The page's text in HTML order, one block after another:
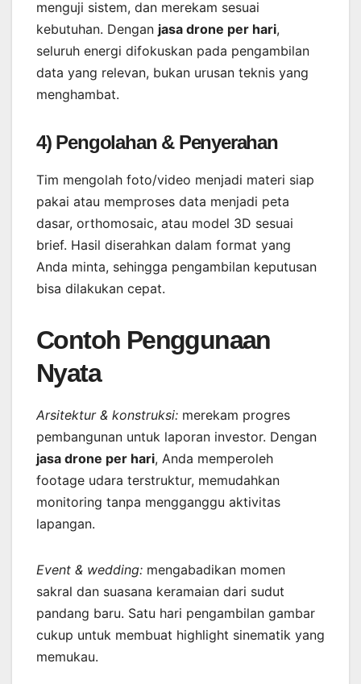
menguji sistem, dan merekam sesuai
kebutuhan. Dengan jasa drone per hari,
seluruh energi difokuskan pada pengambilan
data yang relevan, bukan urusan teknis yang
menghambat.
4) Pengolahan & Penyerahan
Tim mengolah foto/video menjadi materi siap
pakai atau memproses data menjadi peta
dasar, orthomosaic, atau model 3D sesuai
brief. Hasil diserahkan dalam format yang
Anda minta, sehingga pengambilan keputusan
bisa dilakukan cepat.
Contoh Penggunaan
Nyata
Arsitektur & konstruksi: merekam progres
pembangunan untuk laporan investor. Dengan
jasa drone per hari, Anda memperoleh
footage udara terstruktur, memudahkan
monitoring tanpa mengganggu aktivitas
lapangan.
Event & wedding: mengabadikan momen
sakral dan suasana keramaian dari sudut
pandang baru. Satu hari pengambilan gambar
cukup untuk membuat highlight sinematik yang
memukau.